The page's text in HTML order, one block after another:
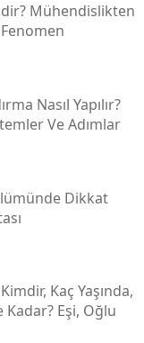
Mühendislikten
Nasıl Yapılır?
Ve Adımlar
Dikkat
Kaç Yaşında,
Kadar? Eşi, Oğlu